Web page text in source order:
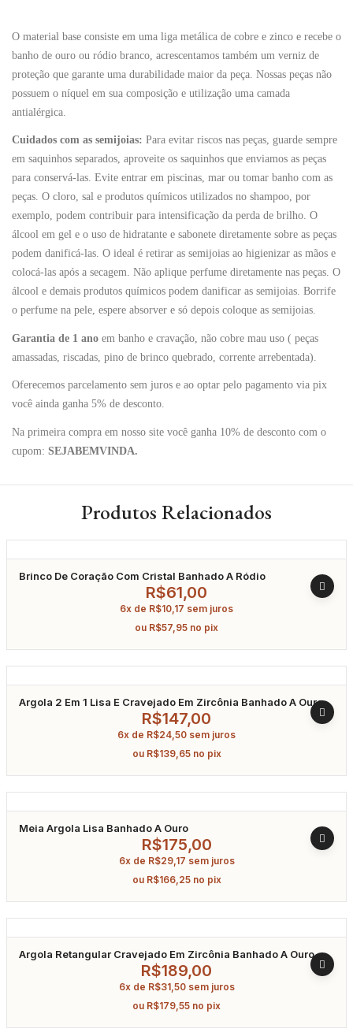
O material base consiste em uma liga metálica de cobre e zinco e recebe o
banho de ouro ou ródio branco, acrescentamos também um verniz de
proteção que garante uma durabilidade maior da peça. Nossas peças não
possuem o níquel em sua composição e utilização uma camada
antialérgica.
Cuidados com as semijoias: Para evitar riscos nas peças, guarde sempre
em saquinhos separados, aproveite os saquinhos que enviamos as peças
para conservá-las. Evite entrar em piscinas, mar ou tomar banho com as
peças. O cloro, sal e produtos químicos utilizados no shampoo, por
exemplo, podem contribuir para intensificação da perda de brilho. O
álcool em gel e o uso de hidratante e sabonete diretamente sobre as peças
podem danificá-las. O ideal é retirar as semijoias ao higienizar as mãos e
colocá-las após a secagem. Não aplique perfume diretamente nas peças. O
álcool e demais produtos químicos podem danificar as semijoias. Borrife
o perfume na pele, espere absorver e só depois coloque as semijoias.
Garantia de 1 ano em banho e cravação, não cobre mau uso ( peças
amassadas, riscadas, pino de brinco quebrado, corrente arrebentada).
Oferecemos parcelamento sem juros e ao optar pelo pagamento via pix
você ainda ganha 5% de desconto.
Na primeira compra em nosso site você ganha 10% de desconto com o
cupom: SEJABEMVINDA.
Produtos Relacionados
Brinco De Coração Com Cristal Banhado A Ródio
R$61,00
6x de R$10,17 sem juros
ou R$57,95 no pix
Argola 2 Em 1 Lisa E Cravejado Em Zircônia Banhado A Ouro
R$147,00
6x de R$24,50 sem juros
ou R$139,65 no pix
Meia Argola Lisa Banhado A Ouro
R$175,00
6x de R$29,17 sem juros
ou R$166,25 no pix
Argola Retangular Cravejado Em Zircônia Banhado A Ouro
R$189,00
6x de R$31,50 sem juros
ou R$179,55 no pix